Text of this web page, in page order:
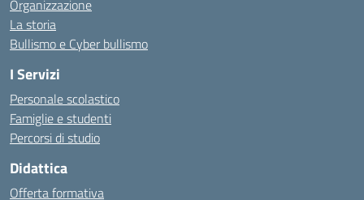
Organizzazione
La storia
Bullismo e Cyber bullismo
I Servizi
Personale scolastico
Famiglie e studenti
Percorsi di studio
Didattica
Offerta formativa